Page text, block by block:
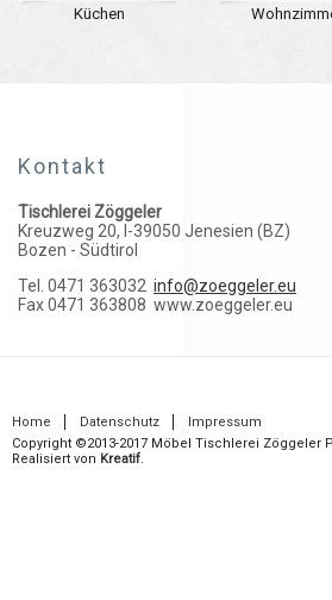
Küchen
Kontakt
Tischlerei Zöggeler
Kreuzweg 20, I-39050 Jenesien (BZ)
Bozen - Südtirol
Tel. 0471 363032 info@zoeggeler.eu
Fax 0471 363808 www.zoeggeler.eu
Home Datenschutz
Impressum
Copyright ©2013-2017 Möbel Tischlerei Zöggeler
Realisiert von Kreatif.